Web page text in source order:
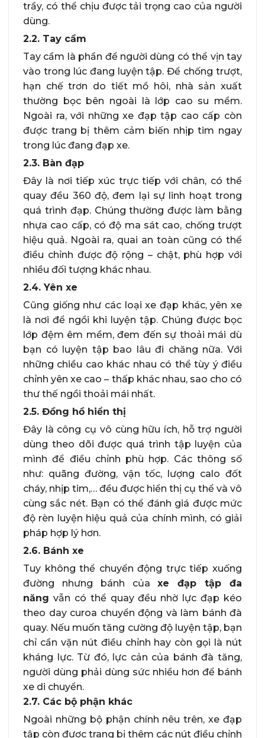
trầy, có thể chịu được tải trọng cao của người
dùng.
2.2. Tay cầm
Tay cầm là phần để người dùng có thể vịn tay
vào trong lúc đang luyện tập. Để chống trượt,
hạn chế trơn do tiết mồ hôi, nhà sản xuất
thường bọc bên ngoài là lớp cao su mềm.
Ngoài ra, với những xe đạp tập cao cấp còn
được trang bị thêm cảm biến nhịp tim ngay
trong lúc đang đạp xe.
2.3. Bàn đạp
Đây là nơi tiếp xúc trực tiếp với chân, có thể
quay đều 360 độ, đem lại sự linh hoạt trong
quá trình đạp. Chúng thường được làm bằng
nhựa cao cấp, có độ ma sát cao, chống trượt
hiệu quả. Ngoài ra, quai an toàn cũng có thể
điều chỉnh được độ rộng – chật, phù hợp với
nhiều đối tượng khác nhau.
2.4. Yên xe
Cũng giống như các loại xe đạp khác, yên xe
là nơi để ngồi khi luyện tập. Chúng được bọc
lớp đệm êm mềm, đem đến sự thoải mái dù
bạn có luyện tập bao lâu đi chăng nữa. Với
những chiều cao khác nhau có thể tùy ý điều
chỉnh yên xe cao – thấp khác nhau, sao cho có
thư thế ngồi thoải mái nhất.
2.5. Đồng hồ hiển thị
Đây là công cụ vô cùng hữu ích, hỗ trợ người
dùng theo dõi được quá trình tập luyện của
mình để điều chỉnh phù hợp. Các thông số
như: quãng đường, vận tốc, lượng calo đốt
cháy, nhịp tim,… đều được hiển thị cụ thể và vô
cùng sắc nét. Bạn có thể đánh giá được mức
độ rèn luyện hiệu quả của chính mình, có giải
pháp hợp lý hơn.
2.6. Bánh xe
Tuy không thể chuyển động trực tiếp xuống
đường nhưng bánh củaxe đạp tập đa
năng vẫn có thể quay đều nhờ lực đạp kéo
theo day curoa chuyển động và làm bánh đà
quay. Nếu muốn tăng cường độ luyện tập, bạn
chỉ cần vặn nút điều chỉnh hay còn gọi là nút
kháng lực. Từ đó, lực cản của bánh đà tăng,
người dùng phải dùng sức nhiều hơn để bánh
xe di chuyển.
2.7. Các bộ phận khác
Ngoài những bộ phận chính nêu trên, xe đạp
tập còn được trang bị thêm các nút điều chỉnh